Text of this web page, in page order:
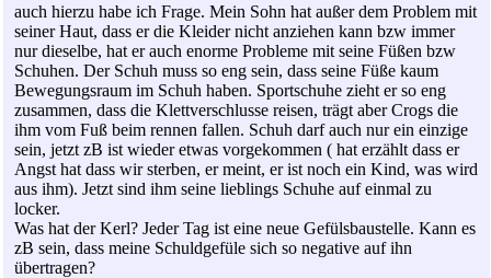
auch hierzu habe ich Frage. Mein Sohn hat außer dem Problem mit
seiner Haut, dass er die Kleider nicht anziehen kann bzw immer
nur dieselbe, hat er auch enorme Probleme mit seine Füßen bzw
Schuhen. Der Schuh muss so eng sein, dass seine Füße kaum
Bewegungsraum im Schuh haben. Sportschuhe zieht er so eng
zusammen, dass die Klettverschlusse reisen, trägt aber Crogs die
ihm vom Fuß beim rennen fallen. Schuh darf auch nur ein einzige
sein, jetzt zB ist wieder etwas vorgekommen ( hat erzählt dass er
Angst hat dass wir sterben, er meint, er ist noch ein Kind, was wird
aus ihm). Jetzt sind ihm seine lieblings Schuhe auf einmal zu
locker.
Was hat der Kerl? Jeder Tag ist eine neue Gefülsbaustelle. Kann es
zB sein, dass meine Schuldgefüle sich so negative auf ihn
übertragen?